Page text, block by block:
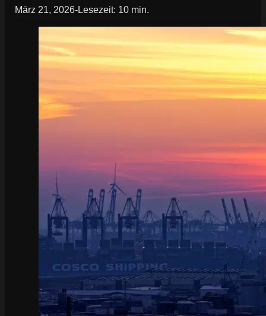
März 21, 2026-Lesezeit: 10 min.